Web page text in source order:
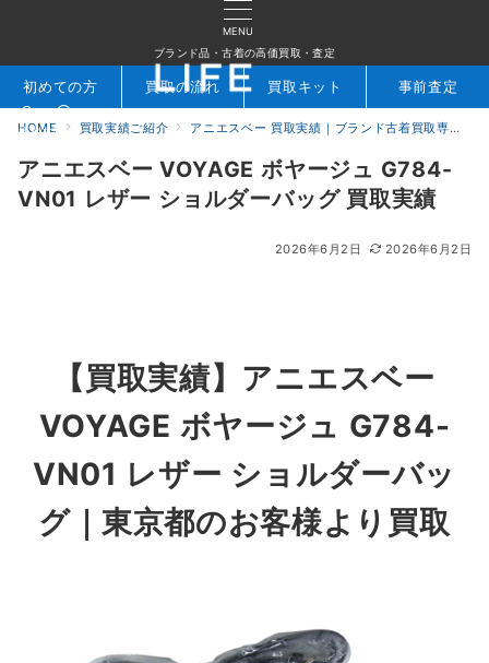
MENU
ブランド品・古着の高価買取・査定
検索 お問合せ
初めての方 買取の流れ 買取キット 事前査定
HOME 買取実績ご紹介 アニエスベー 買取実績｜ブランド古着買取専門店LIFE
アニエスベー VOYAGE ボヤージュ G784-
VN01 レザー ショルダーバッグ 買取実績
2026年6月2日 2026年6月2日
【買取実績】アニエスベー
VOYAGE ボヤージュ G784-
VN01 レザー ショルダーバッ
グ｜東京都のお客様より買取